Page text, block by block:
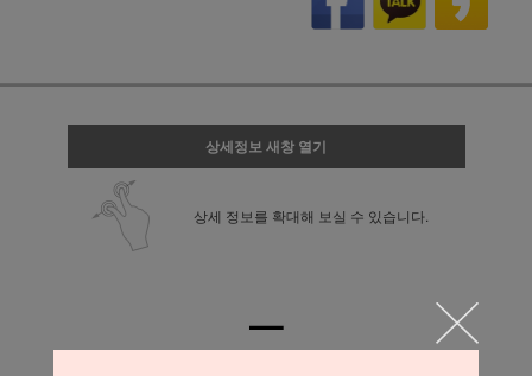
상세정보 새창 열기
상세 정보를 확대해 보실 수 있습니다.